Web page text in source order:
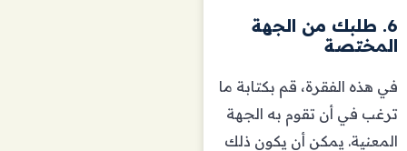
6. طلبك من الجهة
المختصة
في هذه الفقرة، قم بكتابة ما
ترغب في أن تقوم به الجهة
المعنية. يمكن أن يكون ذلك